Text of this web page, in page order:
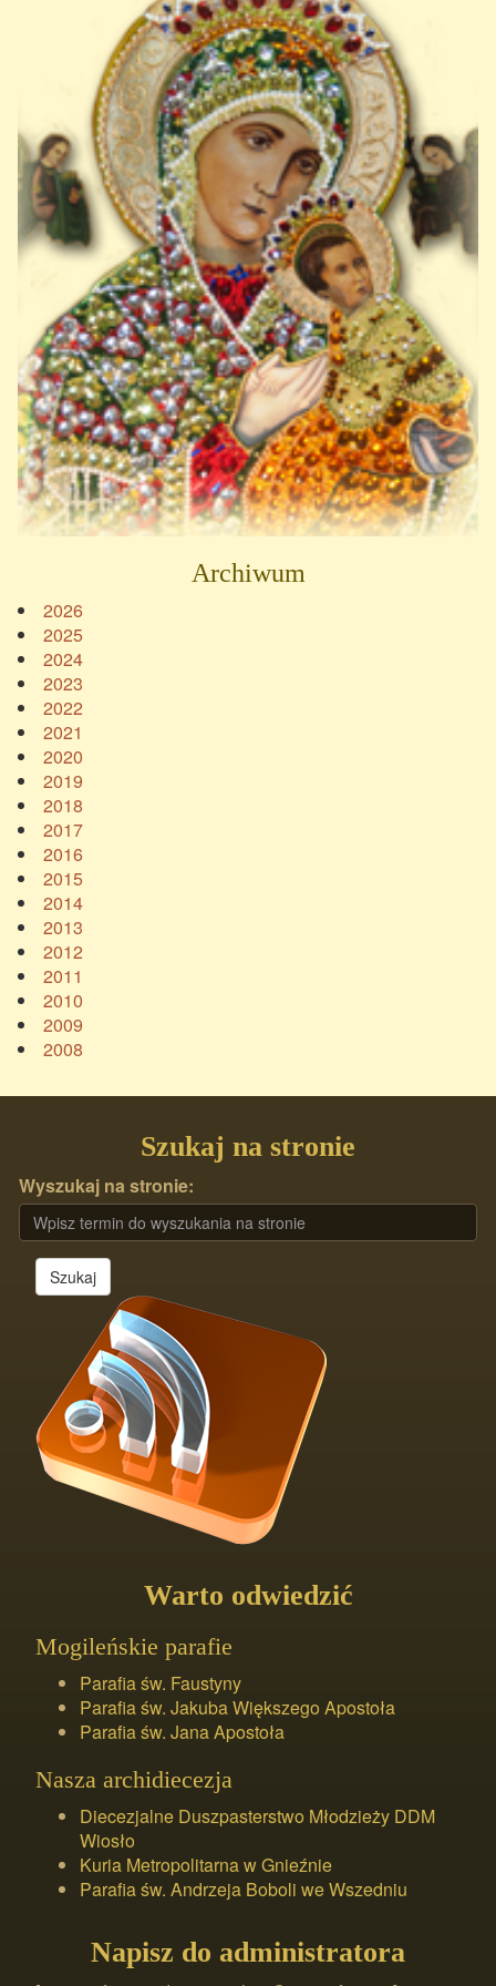
Archiwum
2026
2025
2024
2023
2022
2021
2020
2019
2018
2017
2016
2015
2014
2013
2012
2011
2010
2009
2008
Szukaj na stronie
Wyszukaj na stronie:
Szukaj
Warto odwiedzić
Mogileńskie parafie
Parafia św. Faustyny
Parafia św. Jakuba Większego Apostoła
Parafia św. Jana Apostoła
Nasza archidiecezja
Diecezjalne Duszpasterstwo Młodzieży DDM
Wiosło
Kuria Metropolitarna w Gnieźnie
Parafia św. Andrzeja Boboli we Wszedniu
Napisz do administratora